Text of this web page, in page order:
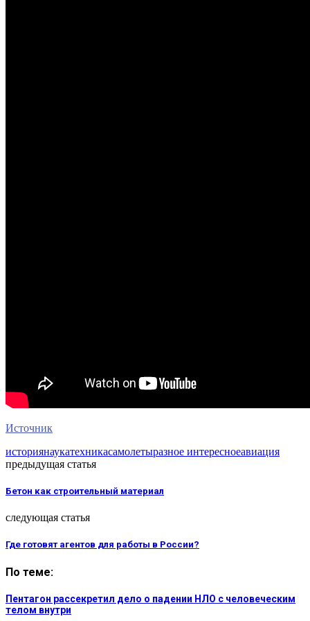
Источник
историянаукатехникасамолетыразное интересноеавиация
предыдущая статья
Бетон как строительный материал
следующая статья
Где готовят агентов для работы в России?
По теме:
Пентагон рассекретил дело о падении НЛО с человеческим
телом внутри